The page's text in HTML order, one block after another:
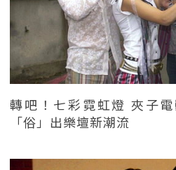
轉吧！七彩霓虹燈 夾子
「俗」出樂壇新潮流